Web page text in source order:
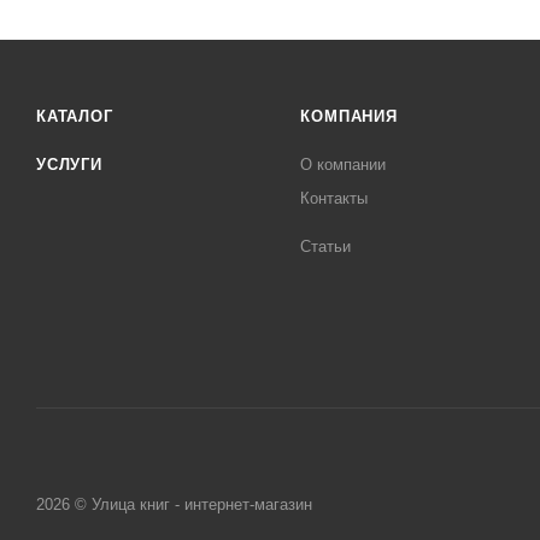
КАТАЛОГ
УСЛУГИ
КОМПАНИЯ
О компании
Контакты
Статьи
2026 © Улица книг - интернет-магазин